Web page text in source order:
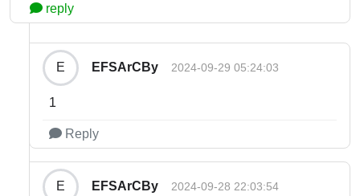
reply
E EFSArCBy 2024-09-29 05:24:03
1
Reply
E EFSArCBy 2024-09-28 22:03:54